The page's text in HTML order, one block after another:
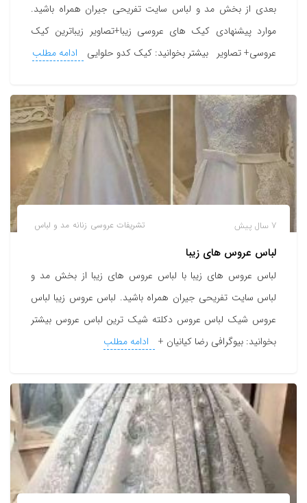
بعدی از بخش مد و لباس سایت تفریحی جیران همراه باشید.
موارد پیشنهادی کیک های عروسی زیبا+تصاویر زیباترین کیک
عروسی+ تصاویر بیشتر بخوانید: کیک کدو حلوایی
ادامه مطلب
تشریفات عروسی زنانه مد و لباس 7 سال پیش
لباس عروس های زیبا
لباس عروس های زیبا با لباس عروس های زیبا از بخش مد و
لباس سایت تفریحی جیران همراه باشید. لباس عروس زیبا لباس
عروس شیک لباس عروس دکلته شیک ترین لباس عروس بیشتر
بخوانید: بیوگرافی رضا کیانیان +
ادامه مطلب